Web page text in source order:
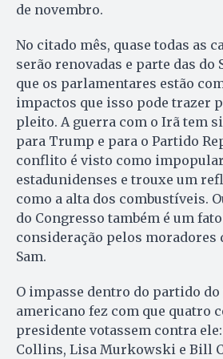
de novembro.
No citado mês, quase todas as
serão renovadas e parte das do
que os parlamentares estão
impactos que isso pode trazer
pleito. A guerra com o Irã tem
para Trump e para o Partido
conflito é visto como
estadunidenses e trouxe um
como a alta dos combustíveis.
do Congresso também é um
consideração pelos moradores
Sam.
O impasse dentro do partido
americano fez com que quatro
presidente votassem contra ele:
Collins, Lisa Murkowski e Bill